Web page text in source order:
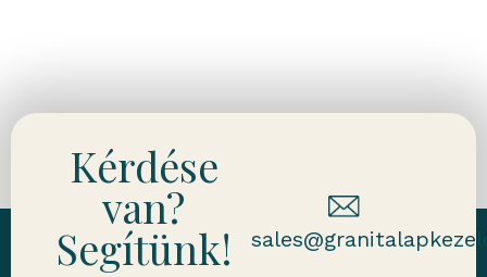
Kérdése
van?
Segítünk!